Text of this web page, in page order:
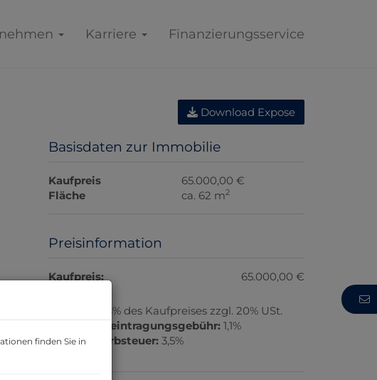
Karriere Finanzierungsservice
Download Expose
Basisdaten zur Immobilie
Kaufpreis
65.000,00 €
Fläche
ca. 62 m2
Preisinformation
Kaufpreis: 65.000,00 €
3% des Kaufpreises zzgl. 20% USt.
Grundbucheintragungsgebühr: 1,1%
Grunderwerbsteuer: 3,5%
finden Sie in